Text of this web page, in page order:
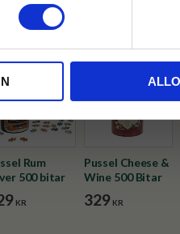
alla produkter från Selected by
Rum
500 bitar
KR
Pussel Cheese &
Wine 500 Bitar
329 KR